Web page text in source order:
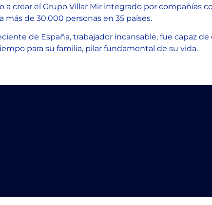
crear el Grupo Villar Mir integrado por compañías
de 30.000 personas en 35 países.
de España, trabajador incansable, fue capaz
para su familia, pilar fundamental de su vida.